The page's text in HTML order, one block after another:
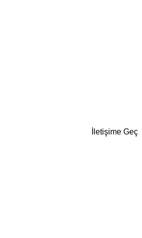
İletişime Geç